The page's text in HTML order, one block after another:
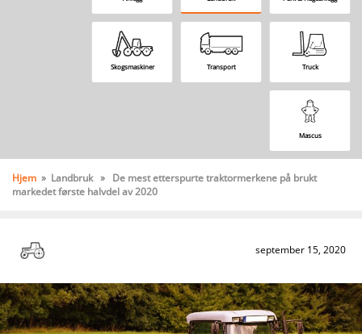
Skogsmaskiner Transport Truck
Mascus
Hjem » Landbruk » De mest etterspurte traktormerkene på brukt
markedet første halvdel av 2020
september 15, 2020